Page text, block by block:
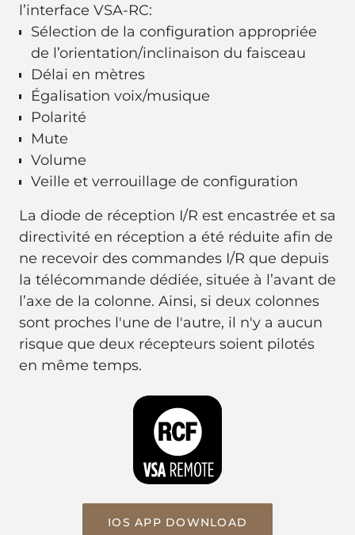
l’interface VSA-RC:
Sélection de la configuration appropriée
de l’orientation/inclinaison du faisceau
Délai en mètres
Égalisation voix/musique
Polarité
Mute
Volume
Veille et verrouillage de configuration
La diode de réception I/R est encastrée et sa
directivité en réception a été réduite afin de
ne recevoir des commandes I/R que depuis
la télécommande dédiée, située à l’avant de
l’axe de la colonne. Ainsi, si deux colonnes
sont proches l'une de l'autre, il n'y a aucun
risque que deux récepteurs soient pilotés
en même temps.
IOS APP DOWNLOAD